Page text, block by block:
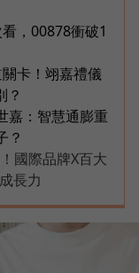
，00878衝破1
卡！翊嘉禮儀
？
嘉：智慧通膨重
？
國際品牌X百大
長力